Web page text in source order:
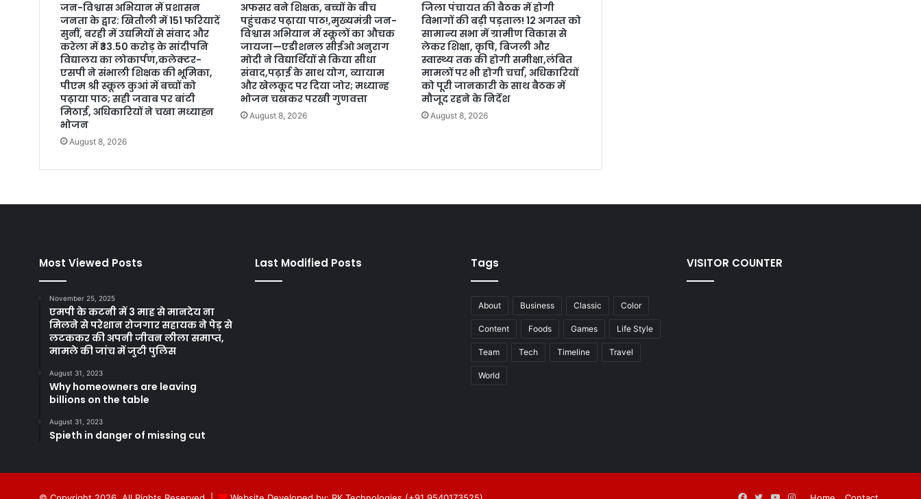
जन-विश्वास अभियान में प्रशासन
जनता के द्वार: खितौली में 151 फरियादें
सुनीं, बरही में उद्यमियों से संवाद और
करेला में ₹33.50 करोड़ के सांदीपनि
विद्यालय का लोकार्पण,कलेक्टर-
एसपी ने संभाली शिक्षक की भूमिका,
पीएम श्री स्कूल कुआं में बच्चों को
पढ़ाया पाठ; सही जवाब पर बांटी
मिठाई, अधिकारियों ने चखा मध्याह्न
भोजन
August 8, 2026
अफसर बने शिक्षक, बच्चों के बीच
पहुंचकर पढ़ाया पाठ!,मुख्यमंत्री जन-
विश्वास अभियान में स्कूलों का औचक
जायजा—एडीशनल सीईओ अनुराग
मोदी ने विद्यार्थियों से किया सीधा
संवाद,पढ़ाई के साथ योग, व्यायाम
और खेलकूद पर दिया जोर; मध्यान्ह
भोजन चखकर परखी गुणवत्ता
August 8, 2026
जिला पंचायत की बैठक में होगी
विभागों की बड़ी पड़ताल! 12 अगस्त को
सामान्य सभा में ग्रामीण विकास से
लेकर शिक्षा, कृषि, बिजली और
स्वास्थ्य तक की होगी समीक्षा,लंबित
मामलों पर भी होगी चर्चा, अधिकारियों
को पूरी जानकारी के साथ बैठक में
मौजूद रहने के निर्देश
August 8, 2026
Most Viewed Posts
November 25, 2025
एमपी के कटनी में 3 माह से मानदेय ना
मिलने से परेशान रोजगार सहायक ने पेड़ से
लटककर की अपनी जीवन लीला समाप्त,
मामले की जांच में जुटी पुलिस
August 31, 2023
Why homeowners are leaving
billions on the table
August 31, 2023
Spieth in danger of missing cut
Last Modified Posts Tags
About Business Classic Color
Content Foods Games Life Style
Team Tech Timeline Travel
World
VISITOR COUNTER